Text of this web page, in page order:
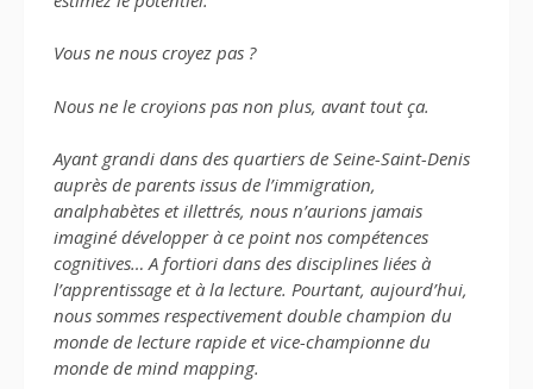
Vous ne nous croyez pas ?
Nous ne le croyions pas non plus, avant tout ça.
Ayant grandi dans des quartiers de Seine-Saint-Denis
auprès de parents issus de l’immigration,
analphabètes et illettrés, nous n’aurions jamais
imaginé développer à ce point nos compétences
cognitives… A fortiori dans des disciplines liées à
l’apprentissage et à la lecture. Pourtant, aujourd’hui,
nous sommes respectivement double champion du
monde de lecture rapide et vice-championne du
monde de mind mapping.